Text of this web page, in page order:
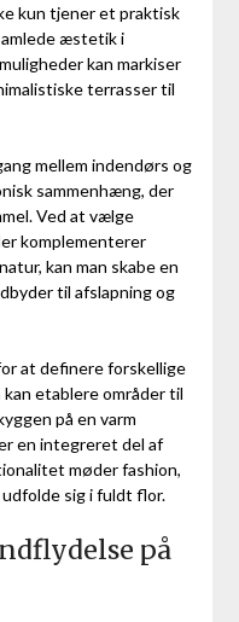
kun tjener et praktisk
æstetik i
kan markiser
terrasser til
mellem indendørs og
sammenhæng, der
Ved at vælge
komplementerer
kan man skabe en
til afslapning og
at definere forskellige
etablere områder til
på en varm
en integreret del af
møder fashion,
sig i fuldt flor.
på